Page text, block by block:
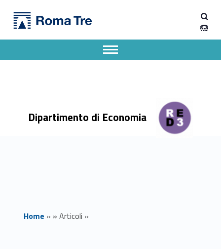
Giornate di Studio AIDLaSS 2026 – Lavoro e crisi d’impresa - Dipartimento di Economia
Dipartimento di Economia
Apri il menu secondario
Header info sidebar
Home » » Articoli »